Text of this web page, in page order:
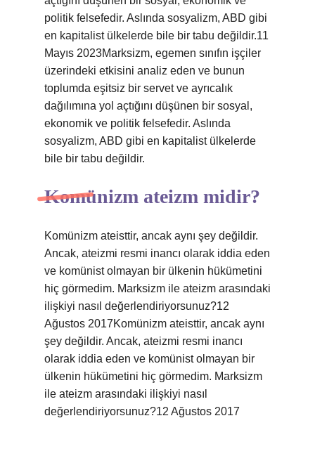
politik felsefedir. Aslında sosyalizm, ABD gibi
en kapitalist ülkelerde bile bir tabu değildir.11
Mayıs 2023Marksizm, egemen sınıfın işçiler
üzerindeki etkisini analiz eden ve bunun
toplumda eşitsiz bir servet ve ayrıcalık
dağılımına yol açtığını düşünen bir sosyal,
ekonomik ve politik felsefedir. Aslında
sosyalizm, ABD gibi en kapitalist ülkelerde
bile bir tabu değildir.
Komünizm ateizm midir?
Komünizm ateisttir, ancak aynı şey değildir.
Ancak, ateizmi resmi inancı olarak iddia eden
ve komünist olmayan bir ülkenin hükümetini
hiç görmedim. Marksizm ile ateizm arasındaki
ilişkiyi nasıl değerlendiriyorsunuz?12
Ağustos 2017Komünizm ateisttir, ancak aynı
şey değildir. Ancak, ateizmi resmi inancı
olarak iddia eden ve komünist olmayan bir
ülkenin hükümetini hiç görmedim. Marksizm
ile ateizm arasındaki ilişkiyi nasıl
değerlendiriyorsunuz?12 Ağustos 2017